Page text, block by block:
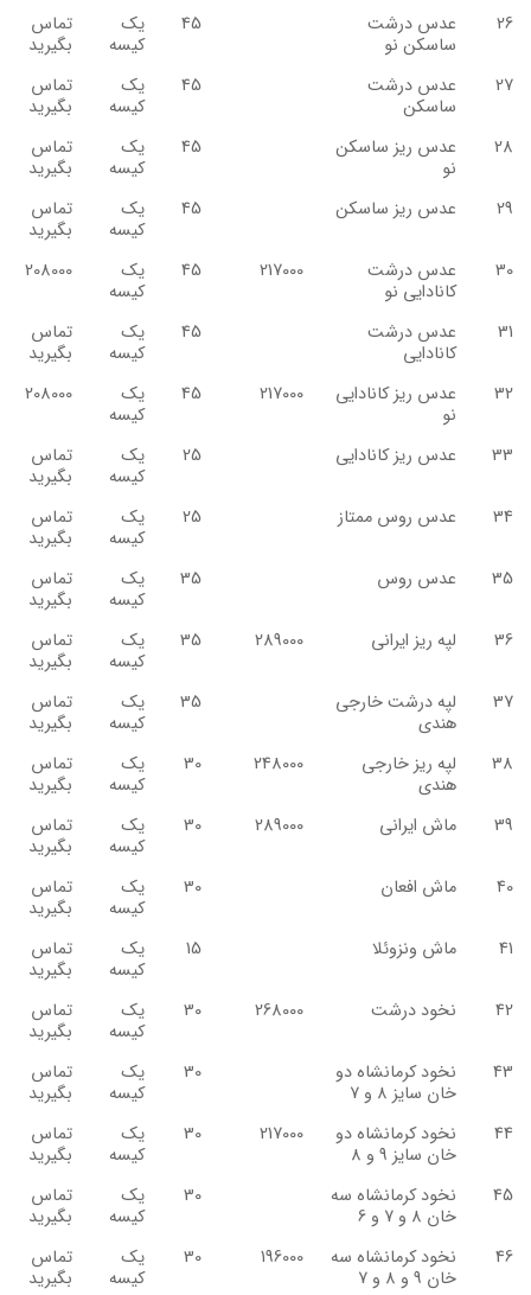
26
عدس درشت
ساسکن نو
45 یک
کیسه
تماس
بگیرید
27
عدس درشت
ساسکن
45 یک
کیسه
تماس
بگیرید
28
عدس ریز ساسکن
نو
45 یک
کیسه
تماس
بگیرید
29
عدس ریز ساسکن 45 یک
کیسه
تماس
بگیرید
30
عدس درشت
کانادایی نو
217000
45 یک
کیسه
208000
31 عدس درشت
کانادایی
45 یک
کیسه
تماس
بگیرید
32
عدس ریز کانادایی
نو
217000
45 یک
کیسه
208000
33 عدس ریز کانادایی 25 یک
کیسه
تماس
بگیرید
34
عدس روس ممتاز 25 یک
کیسه
تماس
بگیرید
35
عدس روس 35 یک
کیسه
تماس
بگیرید
36
لپه ریز ایرانی 289000
35 یک
کیسه
تماس
بگیرید
37
لپه درشت خارجی
هندی
35 یک
کیسه
تماس
بگیرید
38
لپه ریز خارجی
هندی
248000
30 یک
کیسه
تماس
بگیرید
39
ماش ایرانی 289000
30 یک
کیسه
تماس
بگیرید
40
ماش افعان 30 یک
کیسه
تماس
بگیرید
41
ماش ونزوئلا 15 یک
کیسه
تماس
بگیرید
42
نخود درشت 268000
30 یک
کیسه
تماس
بگیرید
43
نخود کرمانشاه دو
خان سایز 8 و 7
30 یک
کیسه
تماس
بگیرید
44
نخود کرمانشاه دو
خان سایز 9 و 8
217000
30 یک
کیسه
تماس
بگیرید
45
نخود کرمانشاه سه
خان 8 و 7 و 6
30 یک
کیسه
تماس
بگیرید
46
نخود کرمانشاه سه
خان 9 و 8 و 7
196000
30 یک
کیسه
تماس
بگیرید